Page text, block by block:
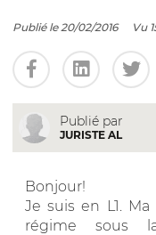
Publié le 20/02/2016 Vu
Publié par
JURISTE AL
Bonjour!
Je suis en L1.
régime sous